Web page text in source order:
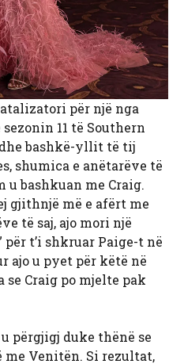
për një nga
11 të Southern
dhe bashkë-yllit të tij
shumica e anëtarëve të
u bashkuan me Craig.
gjithnjë më e afërt me
të saj, ajo mori një
t’i shkruar Paige-t në
ajo u pyet për këtë në
Craig po mjelte pak
përgjigj duke thënë se
me Venitën. Si rezultat,